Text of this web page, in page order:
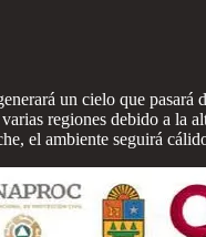
un cielo que
regiones debido a la
el ambiente seguirá